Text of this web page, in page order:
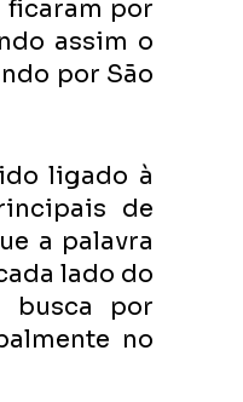
ficaram por
assim o
por São
ligado à
de
a palavra
lado do
busca por
no